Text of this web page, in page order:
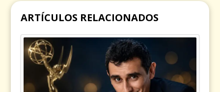
ARTÍCULOS RELACIONADOS